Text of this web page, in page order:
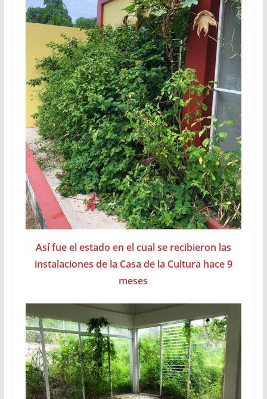
Así fue el estado en el cual se recibieron las
instalaciones de la Casa de la Cultura hace 9
meses